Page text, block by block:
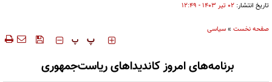
تاریخ انتشار: ۰۲ تير ۱۴۰۳ - ۱۲:۴۹
صفحه نخست »سیاسی
‍‍‍ پ پ
برنامه‌های امروز کاندیداهای ریاست‌جمهوری